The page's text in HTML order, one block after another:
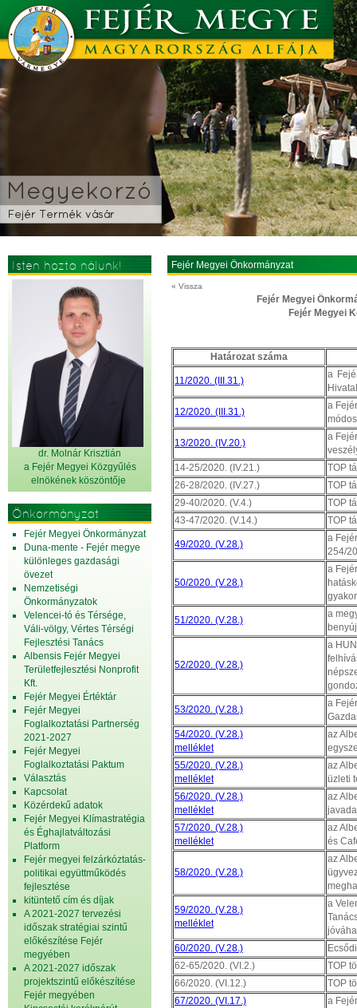
Isten hozta nálunk!
dr. Molnár Krisztián
a Fejér Megyei Közgyűlés
elnökének köszöntője
Önkormányzat
Fejér Megyei Önkormányzat
Duna-mente - Fejér megye
különleges gazdasági
övezet
Nemzetiségi
Önkormányzatok
Velencei-tó és Térsége,
Váli-völgy, Vértes Térségi
Fejlesztési Tanács
Albensis Fejér Megyei
Területfejlesztési Nonprofit
Kft.
Fejér Megyei Értéktár
Fejér Megyei
Foglalkoztatási Partnerség
2021-2027
Fejér Megyei
Foglalkoztatási Paktum
Választás
Kapcsolat
Közérdekű adatok
Fejér Megyei Klímastratégia
és Éghajlatváltozási
Platform
Fejér megyei felzárkóztatás-
politikai együttműködés
fejlesztése
kitüntető cím és díjak
A 2021-2027 tervezési
időszak stratégiai szintű
előkészítése Fejér
megyében
A 2021-2027 időszak
projektszintű előkészítése
Fejér megyében
Fejér Megyei Önkormányzat
« Vissza
Fejér Megyei
Fejér Megyei
Határozat száma
11/2020. (III.31.)
a
12/2020. (III.31.)
a
13/2020. (IV.20.)
a
14-25/2020. (IV.21.)
TOP
26-28/2020. (IV.27.)
TOP
29-40/2020. (V.4.)
TOP
43-47/2020. (V.14.)
TOP
49/2020. (V.28.)
a
254/
50/2020. (V.28.)
a
51/2020. (V.28.)
a
52/2020. (V.28.)
a
53/2020. (V.28.)
a
54/2020. (V.28.)
melléklet
az
55/2020. (V.28.)
melléklet
az
üzleti
56/2020. (V.28.)
melléklet
az
57/2020. (V.28.)
melléklet
az
és
58/2020. (V.28.)
az
59/2020. (V.28.)
melléklet
a
60/2020. (V.28.)
62-65/2020. (VI.2.)
TOP
66/2020. (VI.12.)
TOP
67/2020. (VI.17.)
a